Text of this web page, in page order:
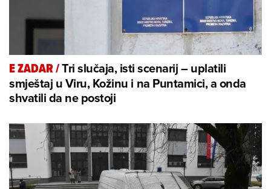
E ZADAR/Tri slučaja, isti scenarij – uplatili
smještaj u Viru, Kožinu i na Puntamici, a onda
shvatili da ne postoji